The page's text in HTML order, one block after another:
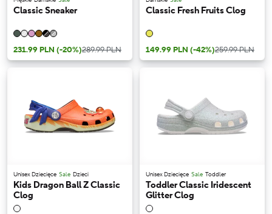
Classic Sneaker
231.99 PLN (-20%)289.99 PLN
Classic Fresh Fruits Clog
149.99 PLN (-42%)259.99 PLN
Unisex Dziecięce Sale Dzieci
Kids Dragon Ball Z Classic
Clog
Unisex Dziecięce Sale Toddler
Toddler Classic Iridescent
Glitter Clog